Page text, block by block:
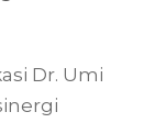
Dr. Umi